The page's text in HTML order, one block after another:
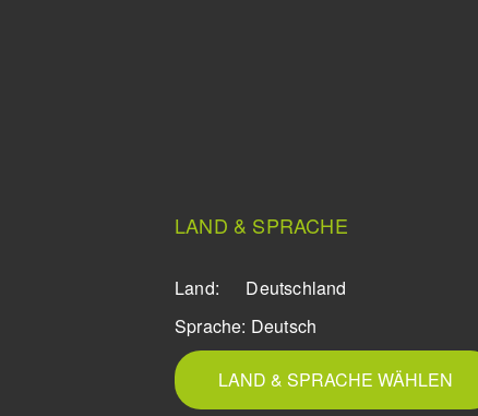
LAND & SPRACHE
Land:
Deutschland
Sprache: Deutsch
LAND & SPRACHE WÄHLEN